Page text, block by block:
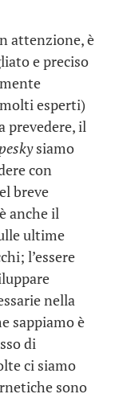
attenzione, è
e preciso
esperti)
prevedere, il
siamo
con
breve
anche il
ultime
l’essere
nella
sappiamo è
di
ci siamo
sono